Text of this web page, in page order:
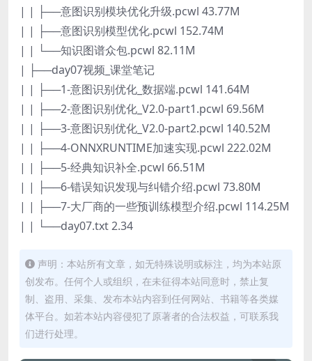
| | ├──意图识别模块优化升级.pcwl 43.77M
| | ├──意图识别模型优化.pcwl 152.74M
| | └──知识图谱众包.pcwl 82.11M
| ├──day07视频_课堂笔记
| | ├──1-意图识别优化_数据端.pcwl 141.64M
| | ├──2-意图识别优化_V2.0-part1.pcwl 69.56M
| | ├──3-意图识别优化_V2.0-part2.pcwl 140.52M
| | ├──4-ONNXRUNTIME加速实现.pcwl 222.02M
| | ├──5-经典知识补全.pcwl 66.51M
| | ├──6-错误知识发现与纠错介绍.pcwl 73.80M
| | ├──7-大厂商的一些预训练模型介绍.pcwl 114.25M
| | └──day07.txt 2.34
声明：本站所有文章，如无特殊说明或标注，均为本站原
创发布。任何个人或组织，在未征得本站同意时，禁止复
制、盗用、采集、发布本站内容到任何网站、书籍等各类媒
体平台。如若本站内容侵犯了原著者的合法权益，可联系我
们进行处理。